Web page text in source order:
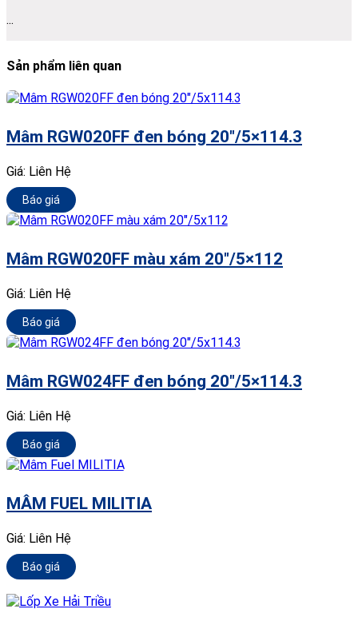
...
Sản phẩm liên quan
Mâm RGW020FF đen bóng 20″/5×114.3
Giá: Liên Hệ
Báo giá
Mâm RGW020FF màu xám 20″/5×112
Giá: Liên Hệ
Báo giá
Mâm RGW024FF đen bóng 20″/5×114.3
Giá: Liên Hệ
Báo giá
MÂM FUEL MILITIA
Giá: Liên Hệ
Báo giá